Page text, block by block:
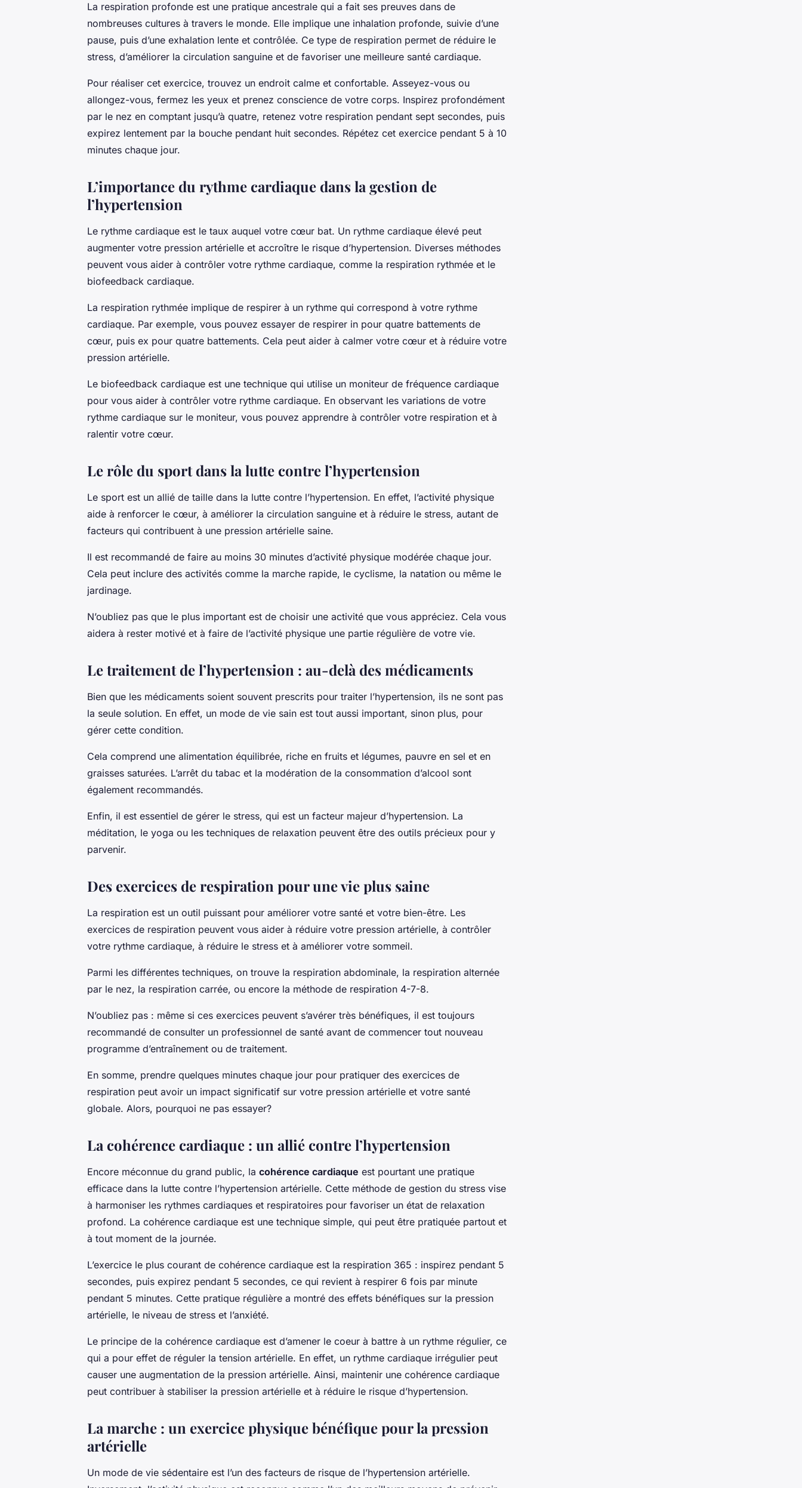
La respiration profonde est une pratique ancestrale qui a fait ses preuves dans de
nombreuses cultures à travers le monde. Elle implique une inhalation profonde, suivie d’une
pause, puis d’une exhalation lente et contrôlée. Ce type de respiration permet de réduire le
stress, d’améliorer la circulation sanguine et de favoriser une meilleure santé cardiaque.
Pour réaliser cet exercice, trouvez un endroit calme et confortable. Asseyez-vous ou
allongez-vous, fermez les yeux et prenez conscience de votre corps. Inspirez profondément
par le nez en comptant jusqu’à quatre, retenez votre respiration pendant sept secondes, puis
expirez lentement par la bouche pendant huit secondes. Répétez cet exercice pendant 5 à 10
minutes chaque jour.
L’importance du rythme cardiaque dans la gestion de
l’hypertension
Le rythme cardiaque est le taux auquel votre cœur bat. Un rythme cardiaque élevé peut
augmenter votre pression artérielle et accroître le risque d’hypertension. Diverses méthodes
peuvent vous aider à contrôler votre rythme cardiaque, comme la respiration rythmée et le
biofeedback cardiaque.
La respiration rythmée implique de respirer à un rythme qui correspond à votre rythme
cardiaque. Par exemple, vous pouvez essayer de respirer in pour quatre battements de
cœur, puis ex pour quatre battements. Cela peut aider à calmer votre cœur et à réduire votre
pression artérielle.
Le biofeedback cardiaque est une technique qui utilise un moniteur de fréquence cardiaque
pour vous aider à contrôler votre rythme cardiaque. En observant les variations de votre
rythme cardiaque sur le moniteur, vous pouvez apprendre à contrôler votre respiration et à
ralentir votre cœur.
Le rôle du sport dans la lutte contre l’hypertension
Le sport est un allié de taille dans la lutte contre l’hypertension. En effet, l’activité physique
aide à renforcer le cœur, à améliorer la circulation sanguine et à réduire le stress, autant de
facteurs qui contribuent à une pression artérielle saine.
Il est recommandé de faire au moins 30 minutes d’activité physique modérée chaque jour.
Cela peut inclure des activités comme la marche rapide, le cyclisme, la natation ou même le
jardinage.
N’oubliez pas que le plus important est de choisir une activité que vous appréciez. Cela vous
aidera à rester motivé et à faire de l’activité physique une partie régulière de votre vie.
Le traitement de l’hypertension : au-delà des médicaments
Bien que les médicaments soient souvent prescrits pour traiter l’hypertension, ils ne sont pas
la seule solution. En effet, un mode de vie sain est tout aussi important, sinon plus, pour
gérer cette condition.
Cela comprend une alimentation équilibrée, riche en fruits et légumes, pauvre en sel et en
graisses saturées. L’arrêt du tabac et la modération de la consommation d’alcool sont
également recommandés.
Enfin, il est essentiel de gérer le stress, qui est un facteur majeur d’hypertension. La
méditation, le yoga ou les techniques de relaxation peuvent être des outils précieux pour y
parvenir.
Des exercices de respiration pour une vie plus saine
La respiration est un outil puissant pour améliorer votre santé et votre bien-être. Les
exercices de respiration peuvent vous aider à réduire votre pression artérielle, à contrôler
votre rythme cardiaque, à réduire le stress et à améliorer votre sommeil.
Parmi les différentes techniques, on trouve la respiration abdominale, la respiration alternée
par le nez, la respiration carrée, ou encore la méthode de respiration 4-7-8.
N’oubliez pas : même si ces exercices peuvent s’avérer très bénéfiques, il est toujours
recommandé de consulter un professionnel de santé avant de commencer tout nouveau
programme d’entraînement ou de traitement.
En somme, prendre quelques minutes chaque jour pour pratiquer des exercices de
respiration peut avoir un impact significatif sur votre pression artérielle et votre santé
globale. Alors, pourquoi ne pas essayer?
La cohérence cardiaque : un allié contre l’hypertension
Encore méconnue du grand public, la cohérence cardiaque est pourtant une pratique
efficace dans la lutte contre l’hypertension artérielle. Cette méthode de gestion du stress vise
à harmoniser les rythmes cardiaques et respiratoires pour favoriser un état de relaxation
profond. La cohérence cardiaque est une technique simple, qui peut être pratiquée partout et
à tout moment de la journée.
L’exercice le plus courant de cohérence cardiaque est la respiration 365 : inspirez pendant 5
secondes, puis expirez pendant 5 secondes, ce qui revient à respirer 6 fois par minute
pendant 5 minutes. Cette pratique régulière a montré des effets bénéfiques sur la pression
artérielle, le niveau de stress et l’anxiété.
Le principe de la cohérence cardiaque est d’amener le coeur à battre à un rythme régulier, ce
qui a pour effet de réguler la tension artérielle. En effet, un rythme cardiaque irrégulier peut
causer une augmentation de la pression artérielle. Ainsi, maintenir une cohérence cardiaque
peut contribuer à stabiliser la pression artérielle et à réduire le risque d’hypertension.
La marche : un exercice physique bénéfique pour la pression
artérielle
Un mode de vie sédentaire est l’un des facteurs de risque de l’hypertension artérielle.